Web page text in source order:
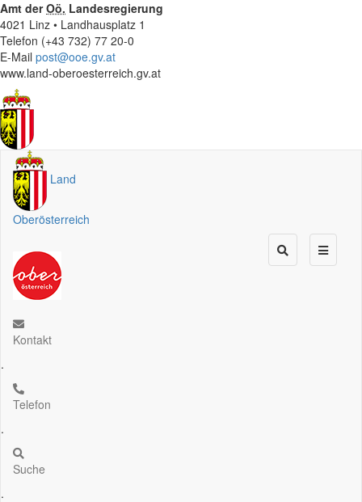
Amt derOö. Landesregierung
4021 Linz • Landhausplatz 1
Telefon (+43 732) 77 20-0
E-Mail post@ooe.gv.at
www.land-oberoesterreich.gv.at
Land
Oberösterreich
Kontakt
.
Telefon
.
Suche
.